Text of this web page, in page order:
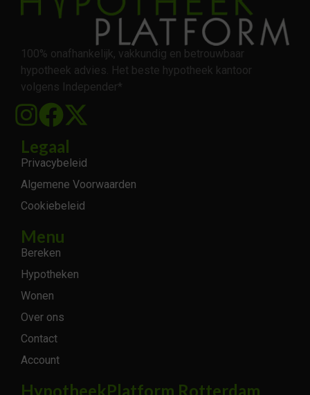
100% onafhankelijk, vakkundig en betrouwbaar
hypotheek advies. Het beste hypotheek kantoor
volgens Independer*
Legaal
Privacybeleid
Algemene Voorwaarden
Cookiebeleid
Menu
Bereken
Hypotheken
Wonen
Over ons
Contact
Account
HypotheekPlatform Rotterdam